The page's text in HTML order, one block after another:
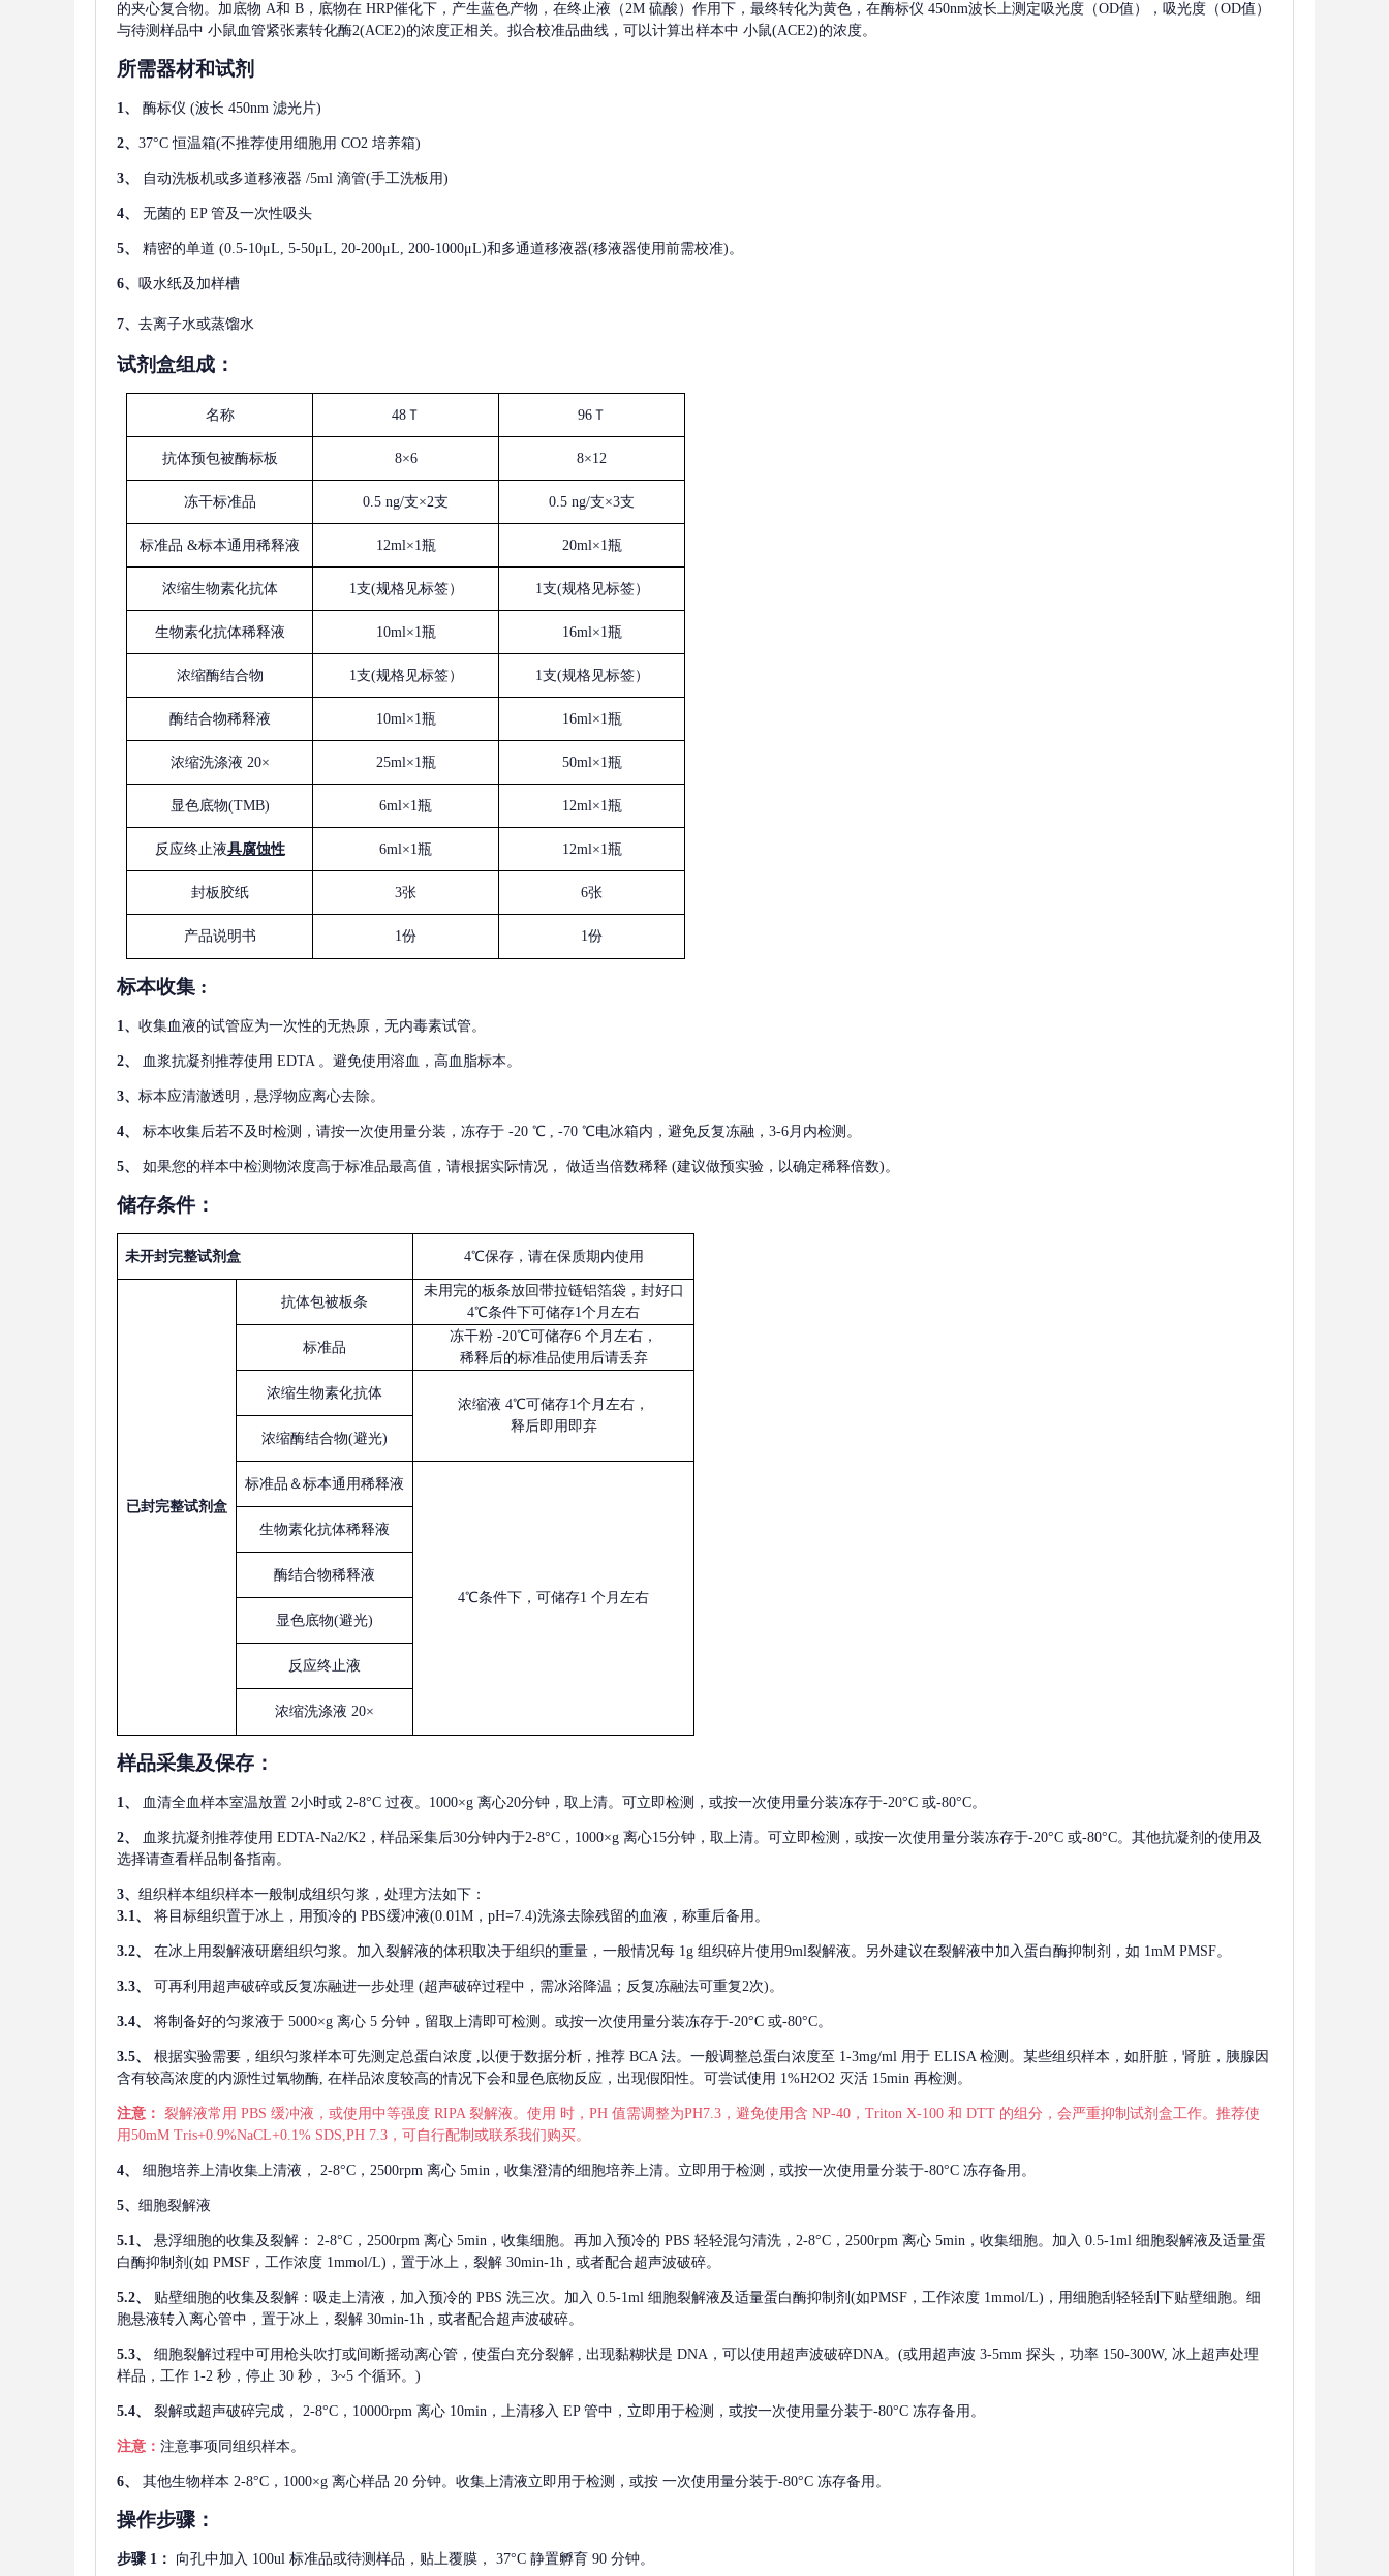
的夹心复合物。加底物 A和 B，底物在 HRP催化下，产生蓝色产物，在终止液（2M 硫酸）作用下，最终转化为黄色，在酶标仪 450nm波长上测定吸光度（OD值），吸光度（OD值）
与待测样品中 小鼠血管紧张素转化酶2(ACE2)的浓度正相关。拟合校准品曲线，可以计算出样本中 小鼠(ACE2)的浓度。
所需器材和试剂
1、 酶标仪 (波长 450nm 滤光片)
2、 37°C 恒温箱(不推荐使用细胞用 CO2 培养箱)
3、 自动洗板机或多道移液器 /5ml 滴管(手工洗板用)
4、 无菌的 EP 管及一次性吸头
5、 精密的单道 (0.5-10μL, 5-50μL, 20-200μL, 200-1000μL)和多通道移液器(移液器使用前需校准)。
6、 吸水纸及加样槽
7、 去离子水或蒸馏水
试剂盒组成：
名称 48Ｔ 96Ｔ
抗体预包被酶标板 8×6 8×12
冻干标准品 0.5 ng/支×2支 0.5 ng/支×3支
标准品 &标本通用稀释液 12ml×1瓶 20ml×1瓶
浓缩生物素化抗体 1支(规格见标签） 1支(规格见标签）
生物素化抗体稀释液 10ml×1瓶 16ml×1瓶
浓缩酶结合物 1支(规格见标签） 1支(规格见标签）
酶结合物稀释液 10ml×1瓶 16ml×1瓶
浓缩洗涤液 20× 25ml×1瓶 50ml×1瓶
显色底物(TMB) 6ml×1瓶 12ml×1瓶
反应终止液具腐蚀性 6ml×1瓶 12ml×1瓶
封板胶纸 3张 6张
产品说明书 1份 1份
标本收集 :
1、 收集血液的试管应为一次性的无热原，无内毒素试管。
2、 血浆抗凝剂推荐使用 EDTA 。避免使用溶血，高血脂标本。
3、 标本应清澈透明，悬浮物应离心去除。
4、 标本收集后若不及时检测，请按一次使用量分装，冻存于 -20 ℃ , -70 ℃电冰箱内，避免反复冻融，3-6月内检测。
5、 如果您的样本中检测物浓度高于标准品最高值，请根据实际情况， 做适当倍数稀释 (建议做预实验，以确定稀释倍数)。
储存条件：
未开封完整试剂盒 4℃保存，请在保质期内使用
已封完整试剂盒
抗体包被板条
未用完的板条放回带拉链铝箔袋，封好口
4℃条件下可储存1个月左右
标准品
冻干粉 -20℃可储存6 个月左右，
稀释后的标准品使用后请丢弃
浓缩生物素化抗体
浓缩液 4℃可储存1个月左右，
释后即用即弃
浓缩酶结合物(避光)
标准品＆标本通用稀释液
4℃条件下，可储存1 个月左右
生物素化抗体稀释液
酶结合物稀释液
显色底物(避光)
反应终止液
浓缩洗涤液 20×
样品采集及保存 ：
1、 血清全血样本室温放置 2小时或 2-8°C 过夜。1000×g 离心20分钟，取上清。可立即检测，或按一次使用量分装冻存于-20°C 或-80°C。
2、 血浆抗凝剂推荐使用 EDTA-Na2/K2，样品采集后30分钟内于2-8°C，1000×g 离心15分钟，取上清。可立即检测，或按一次使用量分装冻存于-20°C 或-80°C。其他抗凝剂的使用及
选择请查看样品制备指南。
3、 组织样本组织样本一般制成组织匀浆，处理方法如下：
3.1、
将目标组织置于冰上，用预冷的 PBS缓冲液(0.01M，pH=7.4)洗涤去除残留的血液，称重后备用。
3.2、 在冰上用裂解液研磨组织匀浆。加入裂解液的体积取决于组织的重量，一般情况每 1g 组织碎片使用9ml裂解液。另外建议在裂解液中加入蛋白酶抑制剂，如 1mM PMSF。
3.3、 可再利用超声破碎或反复冻融进一步处理 (超声破碎过程中，需冰浴降温；反复冻融法可重复2次)。
3.4、 将制备好的匀浆液于 5000×g 离心 5 分钟，留取上清即可检测。或按一次使用量分装冻存于-20°C 或-80°C。
3.5、 根据实验需要，组织匀浆样本可先测定总蛋白浓度 ,以便于数据分析，推荐 BCA 法。一般调整总蛋白浓度至 1-3mg/ml 用于 ELISA 检测。某些组织样本，如肝脏，肾脏，胰腺因
含有较高浓度的内源性过氧物酶, 在样品浓度较高的情况下会和显色底物反应，出现假阳性。可尝试使用 1%H2O2 灭活 15min 再检测。
注意： 裂解液常用 PBS 缓冲液，或使用中等强度 RIPA 裂解液。使用 时，PH 值需调整为PH7.3，避免使用含 NP-40，Triton X-100 和 DTT 的组分，会严重抑制试剂盒工作。推荐使
用50mM Tris+0.9%NaCL+0.1% SDS,PH 7.3，可自行配制或联系我们购买。
4、 细胞培养上清收集上清液， 2-8°C，2500rpm 离心 5min，收集澄清的细胞培养上清。立即用于检测，或按一次使用量分装于-80°C 冻存备用。
5、 细胞裂解液
5.1、 悬浮细胞的收集及裂解：
2-8°C，2500rpm 离心 5min，收集细胞。再加入预冷的 PBS 轻轻混匀清洗，2-8°C，2500rpm 离心 5min，收集细胞。加入 0.5-1ml 细胞裂解液及适量蛋
白酶抑制剂(如 PMSF，工作浓度 1mmol/L)，置于冰上，裂解 30min-1h , 或者配合超声波破碎。
5.2、 贴壁细胞的收集及裂解：吸走上清液，加入预冷的 PBS 洗三次。加入 0.5-1ml 细胞裂解液及适量蛋白酶抑制剂(如PMSF，工作浓度 1mmol/L)，用细胞刮轻轻刮下贴壁细胞。细
胞悬液转入离心管中，置于冰上，裂解 30min-1h，或者配合超声波破碎。
5.3、 细胞裂解过程中可用枪头吹打或间断摇动离心管，使蛋白充分裂解 , 出现黏糊状是 DNA，可以使用超声波破碎DNA。(或用超声波 3-5mm 探头，功率 150-300W, 冰上超声处理
样品，工作 1-2 秒，停止 30 秒， 3~5 个循环。)
5.4、 裂解或超声破碎完成， 2-8°C，10000rpm 离心 10min，上清移入 EP 管中，立即用于检测，或按一次使用量分装于-80°C 冻存备用。
注意： 注意事项同组织样本。
6、 其他生物样本 2-8°C，1000×g 离心样品 20 分钟。收集上清液立即用于检测，或按 一次使用量分装于-80°C 冻存备用。
操作步骤：
步骤 1： 向孔中加入 100ul 标准品或待测样品，贴上覆膜， 37°C 静置孵育 90 分钟。